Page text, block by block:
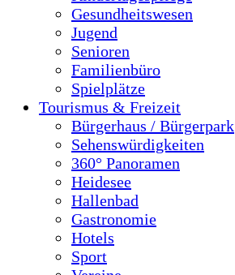
Gesundheitswesen
Jugend
Senioren
Familienbüro
Spielplätze
Tourismus & Freizeit
Bürgerhaus / Bürgerpark
Sehenswürdigkeiten
360° Panoramen
Heidesee
Hallenbad
Gastronomie
Hotels
Sport